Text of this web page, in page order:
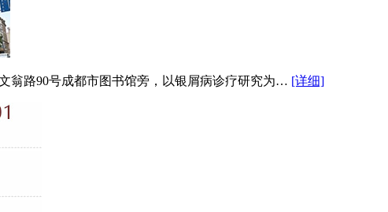
翁路90号成都市图书馆旁，以银屑病诊疗研究为… [详细]